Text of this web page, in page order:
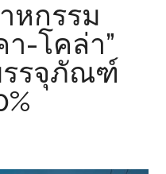
หกรรม
า-โคล่า”
รรจุภัณฑ์